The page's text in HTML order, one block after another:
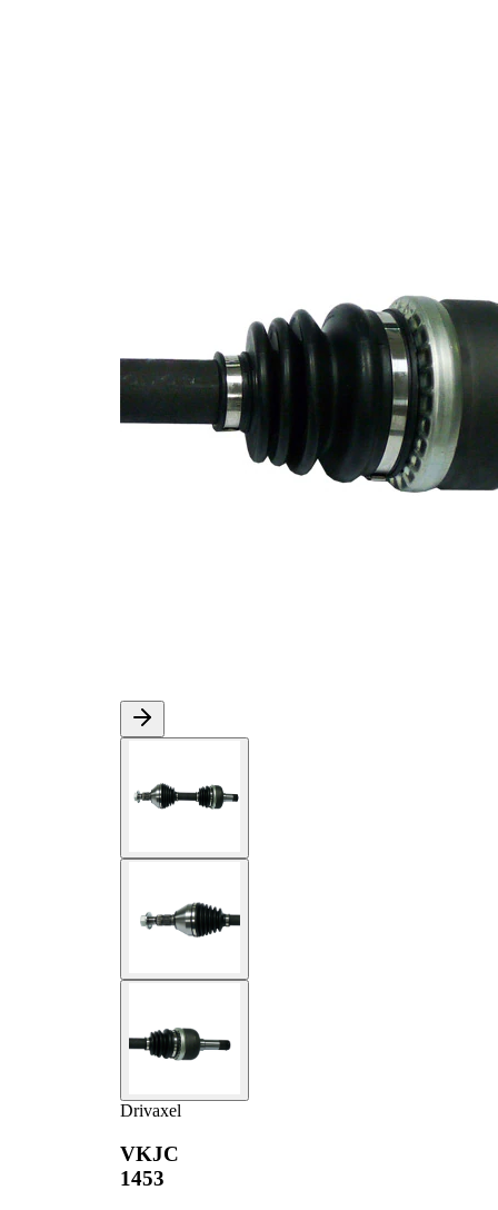
Drivaxel
VKJC
1453